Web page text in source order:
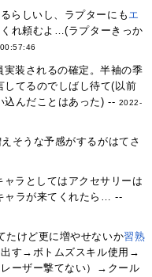
らしいし、ラプターにも エ
れ頼むよ…(ラプターきっか
装されるの確定。半袖の季
してるのでしばし待て(以前
込んだことはあった) -- 2022-
そうな予感がするがはてさ
ラとしてはアクセサリーは
ャラが来てくれたら… --
たけど更に増やせないか習熟
出す→ボトムズスキル使用→
ーザー撃てない）→クール